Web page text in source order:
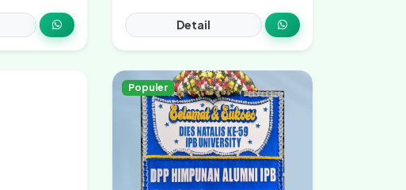
Detail
Populer